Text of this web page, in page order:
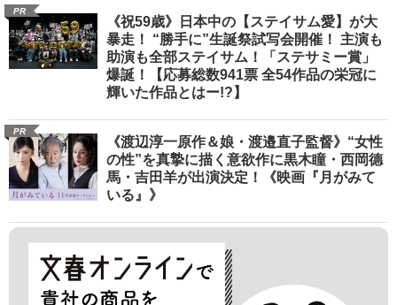
PR
《祝59歳》日本中の【ステイサム愛】が大
暴走！ “勝手に”生誕祭試写会開催！ 主演も
助演も全部ステイサム！「ステサミー賞」
爆誕！【応募総数941票 全54作品の栄冠に
輝いた作品とはー!?】
PR
《渡辺淳一原作＆娘・渡邉直子監督》“女性
の性”を真摯に描く意欲作に黒木瞳・西岡德
馬・吉田羊が出演決定！《映画『月がみて
いる』》